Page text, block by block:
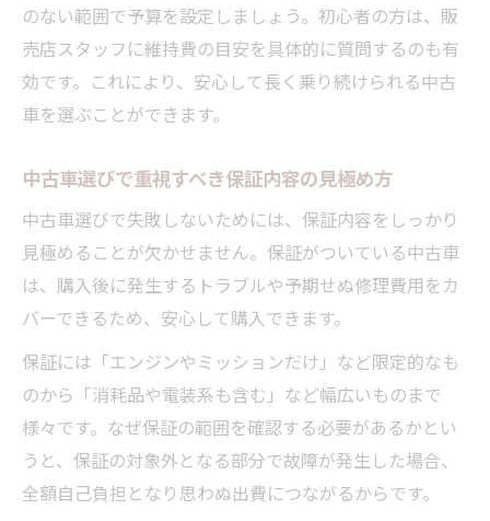
のない範囲で予算を設定しましょう。初心者の方は、販
売店スタッフに維持費の目安を具体的に質問するのも有
効です。これにより、安心して長く乗り続けられる中古
車を選ぶことができます。
中古車選びで重視すべき保証内容の見極め方
中古車選びで失敗しないためには、保証内容をしっかり
見極めることが欠かせません。保証がついている中古車
は、購入後に発生するトラブルや予期せぬ修理費用をカ
バーできるため、安心して購入できます。
保証には「エンジンやミッションだけ」など限定的なも
のから「消耗品や電装系も含む」など幅広いものまで
様々です。なぜ保証の範囲を確認する必要があるかとい
うと、保証の対象外となる部分で故障が発生した場合、
全額自己負担となり思わぬ出費につながるからです。